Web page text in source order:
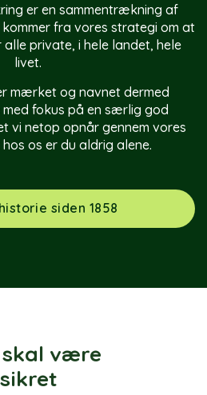
er en sammentrækning af
kommer fra vores strategi om at
private, i hele landet, hele
livet.
mærket og navnet dermed
fokus på en særlig god
vi netop opnår gennem vores
os er du aldrig alene.
siden 1858
skal være